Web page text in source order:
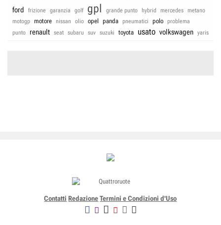
ford frizione garanzia golf gpl grande punto hybrid mercedes
metano
motogp
motore nissan olio opel panda pneumatici polo
problema
punto
renault seat subaru suv suzuki toyota usato volkswagen yaris
Contatti Redazione Termini e Condizioni d'Uso